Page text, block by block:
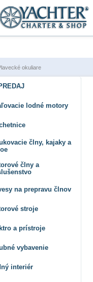
okuliare
lodné motory
člny, kajaky a
člny a
na prepravu člnov
stroje
a prístroje
vybavenie
interiér